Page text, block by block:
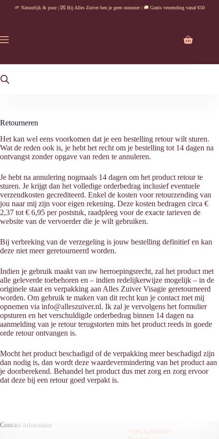
🌱 Natuurlijk & puur | 💌 Bij Alles Zuiver ben je geen nummer | 🚚 Gratis verzending vanaf €50
Retourneren
Het kan wel eens voorkomen dat je een bestelling retour wilt sturen.
Wat de reden ook is, je hebt het recht om je bestelling tot 14 dagen na
ontvangst zonder opgave van reden te annuleren.
​Je hebt na annulering nogmaals 14 dagen om het product retour te
sturen. Je krijgt dan het volledige orderbedrag inclusief eventuele
verzendkosten gecrediteerd. Enkel de kosten voor retourzending van
jou naar mij zijn voor eigen rekening. Deze kosten bedragen circa €
2,37 tot € 6,95 per poststuk, raadpleeg voor de exacte tarieven de
website van de vervoerder die je wilt gebruiken.
Bij verbreking van de verzegeling is jouw bestelling definitief en kan
deze niet meer geretourneerd worden.
Indien je gebruik maakt van uw herroepingsrecht, zal het product met
alle geleverde toebehoren en – indien redelijkerwijze mogelijk – in de
originele staat en verpakking aan Alles Zuiver Visagie geretourneerd
worden. Om gebruik te maken van dit recht kun je contact met mij
opnemen via info@alleszuiver.nl. Ik zal je vervolgens het formulier
opsturen en het verschuldigde orderbedrag binnen 14 dagen na
aanmelding van je retour terugstorten mits het product reeds in goede
orde retour ontvangen is.
Mocht het product beschadigd of de verpakking meer beschadigd zijn
dan nodig is, dan wordt deze waardevermindering van het product aan
je doorberekend. Behandel het product dus met zorg en zorg ervoor
dat deze bij een retour goed verpakt is.
Contact informatie
Veel Gestelde